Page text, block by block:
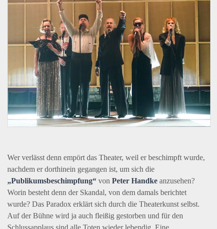
Wer verlässt denn empört das Theater, weil er beschimpft wurde,
nachdem er dorthinein gegangen ist, um sich die
„Publikumsbeschimpfung“ von Peter Handke anzusehen?
Worin besteht denn der Skandal, von dem damals berichtet
wurde? Das Paradox erklärt sich durch die Theaterkunst selbst.
Auf der Bühne wird ja auch fleißig gestorben und für den
Schlussapplaus sind alle Toten wieder lebendig. Eine